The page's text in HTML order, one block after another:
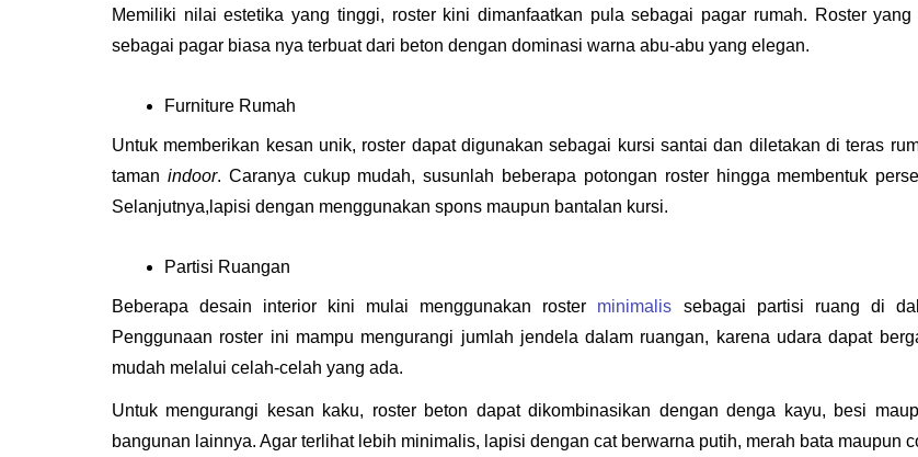
Memiliki nilai estetika yang tinggi, roster kini dimanfaatkan pula sebagai pagar rumah. Roster yang
sebagai pagar biasa nya terbuat dari beton dengan dominasi warna abu-abu yang elegan.
Furniture Rumah
Untuk memberikan kesan unik, roster dapat digunakan sebagai kursi santai dan diletakan di teras
taman indoor. Caranya cukup mudah, susunlah beberapa potongan roster hingga membentuk
Selanjutnya,lapisi dengan menggunakan spons maupun bantalan kursi.
Partisi Ruangan
Beberapa desain interior kini mulai menggunakan roster minimalis sebagai partisi ruang di
Penggunaan roster ini mampu mengurangi jumlah jendela dalam ruangan, karena udara dapat
mudah melalui celah-celah yang ada.
Untuk mengurangi kesan kaku, roster beton dapat dikombinasikan dengan denga kayu, besi
bangunan lainnya. Agar terlihat lebih minimalis, lapisi dengan cat berwarna putih, merah bata maupun